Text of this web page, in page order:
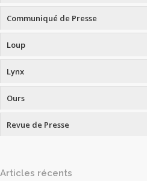
Communiqué de Presse
Loup
Lynx
Ours
Revue de Presse
Articles récents